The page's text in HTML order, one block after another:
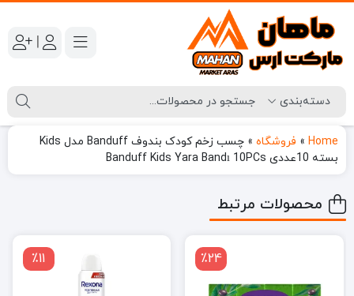
|
Home
» فروشگاه »
چسب زخم کودک بندوف Banduff مدل Kids
بسته 10عددی Banduff Kids Yara Bandı 10PCs
محصولات مرتبط
٪24 ٪11